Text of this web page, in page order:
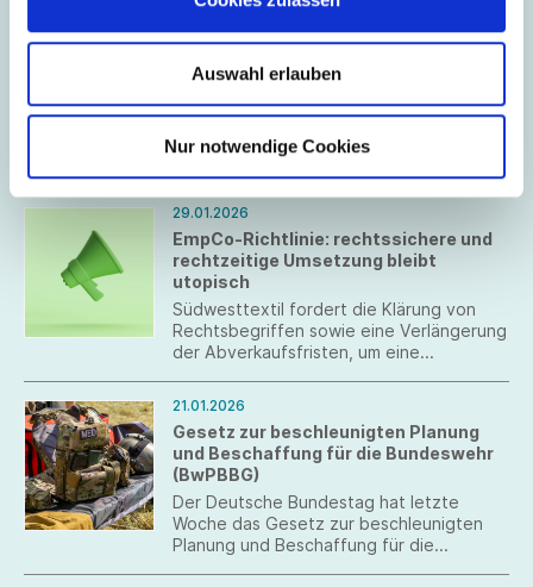
Auswahl erlauben
Nur notwendige Cookies
Die Europäische Kommission hat am 18.
März 2026 ihren Legislativvorschlag „der
28. Regime – EU Inc.“ präsentiert.
Januar 2026
29.01.2026
EmpCo-Richtlinie: rechtssichere und
rechtzeitige Umsetzung bleibt
utopisch
Südwesttextil fordert die Klärung von
Rechtsbegriffen sowie eine Verlängerung
der Abverkaufsfristen, um eine
21.01.2026
Gesetz zur beschleunigten Planung
und Beschaffung für die Bundeswehr
(BwPBBG)
Der Deutsche Bundestag hat letzte
Woche das Gesetz zur beschleunigten
Planung und Beschaffung für die